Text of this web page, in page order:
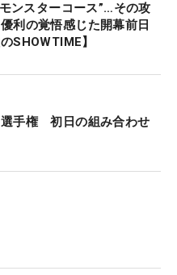
ンスターコース”…その攻
利の覚悟感じた開幕前日
SHOWTIME】
手権 初日の組み合わせ